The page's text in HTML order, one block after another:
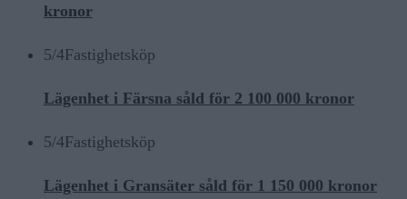
kronor
5/4Fastighetsköp
Lägenhet i Färsna såld för 2 100 000 kronor
5/4Fastighetsköp
Lägenhet i Gransäter såld för 1 150 000 kronor